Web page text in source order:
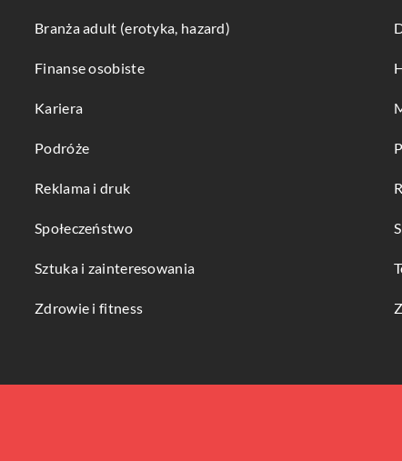
Branża adult (erotyka, hazard)
Finanse osobiste
Kariera
Podróże
Reklama i druk
Społeczeństwo
Sztuka i zainteresowania
Zdrowie i fitness